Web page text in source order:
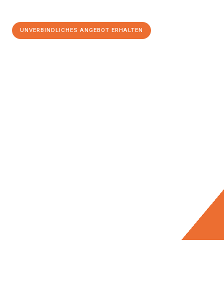
UNVERBINDLICHES ANGEBOT ERHALTEN